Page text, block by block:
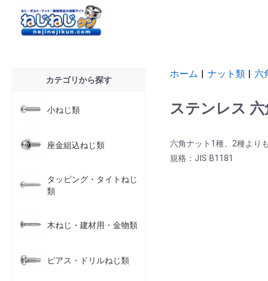
カテゴリから探す
小ねじ類
座金組込ねじ類
タッピング・タイトねじ
類
木ねじ・建材用・金物類
ピアス・ドリルねじ類
ホーム | ナット類 | 六
ステンレス
六角ナット1種、2種より
規格：JIS B1181